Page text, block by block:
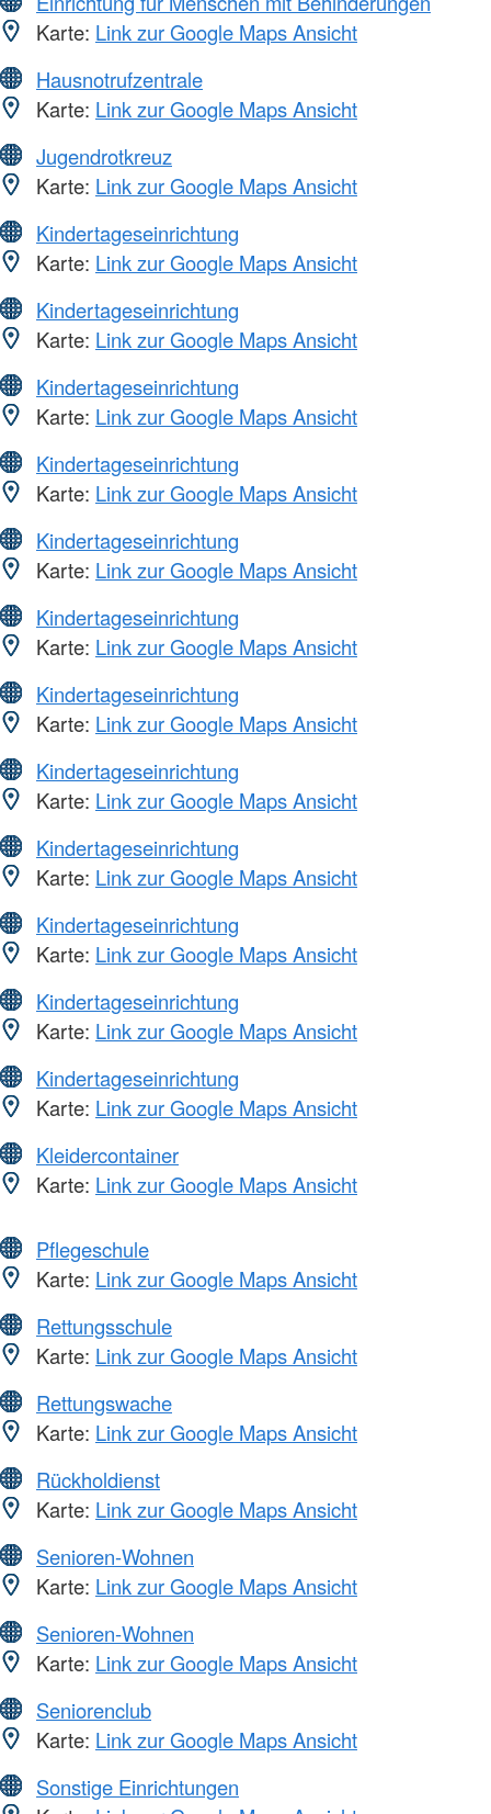
Karte: Link zur Google Maps Ansicht
Hausnotrufzentrale
Karte: Link zur Google Maps Ansicht
Jugendrotkreuz
Karte: Link zur Google Maps Ansicht
Kindertageseinrichtung
Karte: Link zur Google Maps Ansicht
Kindertageseinrichtung
Karte: Link zur Google Maps Ansicht
Kindertageseinrichtung
Karte: Link zur Google Maps Ansicht
Kindertageseinrichtung
Karte: Link zur Google Maps Ansicht
Kindertageseinrichtung
Karte: Link zur Google Maps Ansicht
Kindertageseinrichtung
Karte: Link zur Google Maps Ansicht
Kindertageseinrichtung
Karte: Link zur Google Maps Ansicht
Kindertageseinrichtung
Karte: Link zur Google Maps Ansicht
Kindertageseinrichtung
Karte: Link zur Google Maps Ansicht
Kindertageseinrichtung
Karte: Link zur Google Maps Ansicht
Kindertageseinrichtung
Karte: Link zur Google Maps Ansicht
Kindertageseinrichtung
Karte: Link zur Google Maps Ansicht
Kleidercontainer
Karte: Link zur Google Maps Ansicht
Pflegeschule
Karte: Link zur Google Maps Ansicht
Rettungsschule
Karte: Link zur Google Maps Ansicht
Rettungswache
Karte: Link zur Google Maps Ansicht
Rückholdienst
Karte: Link zur Google Maps Ansicht
Senioren-Wohnen
Karte: Link zur Google Maps Ansicht
Senioren-Wohnen
Karte: Link zur Google Maps Ansicht
Seniorenclub
Karte: Link zur Google Maps Ansicht
Sonstige Einrichtungen